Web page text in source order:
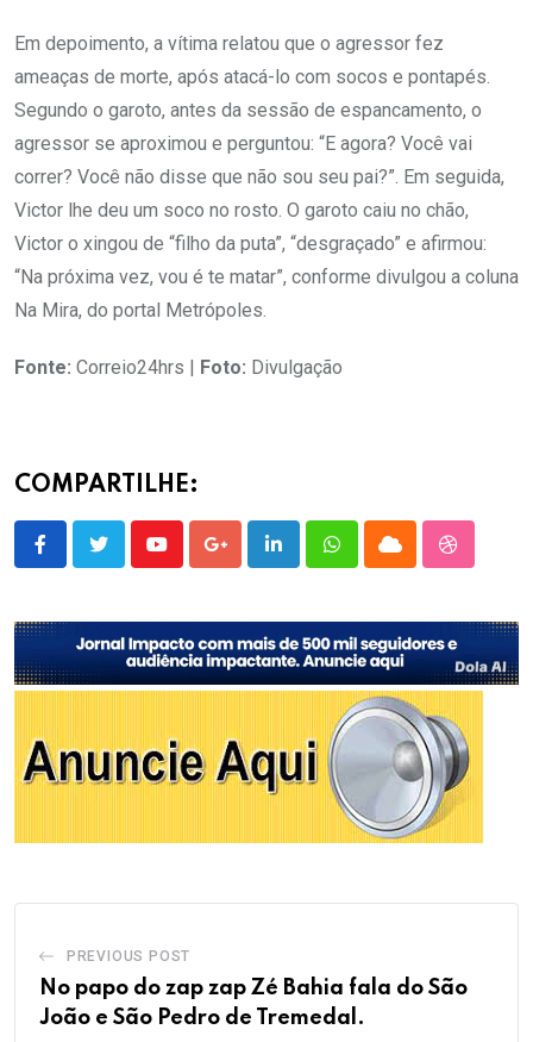
Em depoimento, a vítima relatou que o agressor fez
ameaças de morte, após atacá-lo com socos e pontapés.
Segundo o garoto, antes da sessão de espancamento, o
agressor se aproximou e perguntou: “E agora? Você vai
correr? Você não disse que não sou seu pai?”. Em seguida,
Victor lhe deu um soco no rosto. O garoto caiu no chão,
Victor o xingou de “filho da puta”, “desgraçado” e afirmou:
“Na próxima vez, vou é te matar”, conforme divulgou a coluna
Na Mira, do portal Metrópoles.
Fonte: Correio24hrs | Foto: Divulgação
COMPARTILHE:
YoutubeGoogle+LinkedInWhatsappCloud
PREVIOUS POST
No papo do zap zap Zé Bahia fala do São
João e São Pedro de Tremedal.